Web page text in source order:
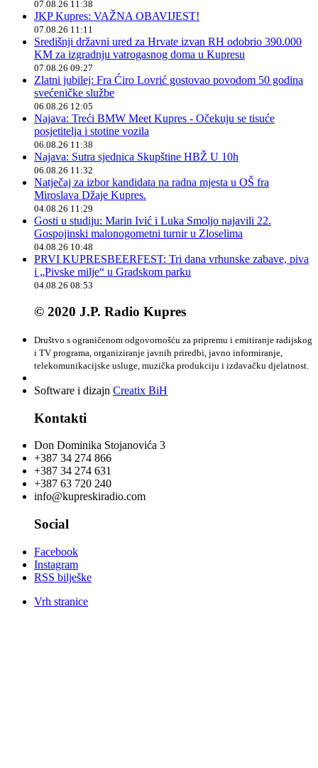
07.08.26 11:38
JKP Kupres: VAŽNA OBAVIJEST!
07.08.26 11:11
Središnji državni ured za Hrvate izvan RH odobrio 390.000
KM za izgradnju vatrogasnog doma u Kupresu
07.08.26 09:27
Zlatni jubilej: Fra Ćiro Lovrić gostovao povodom 50 godina
svećeničke službe
06.08.26 12:05
Najava: Treći BMW Meet Kupres - Očekuju se tisuće
posjetitelja i stotine vozila
06.08.26 11:38
Najava: Sutra sjednica Skupštine HBŽ U 10h
06.08.26 11:32
Natječaj za izbor kandidata na radna mjesta u OŠ fra
Miroslava Džaje Kupres.
04.08.26 11:29
Gosti u studiju: Marin Ivić i Luka Smoljo najavili 22.
Gospojinski malonogometni turnir u Zloselima
04.08.26 10:48
PRVI KUPRESBEERFEST: Tri dana vrhunske zabave, piva
i „Pivske milje“ u Gradskom parku
04.08.26 08:53
© 2020 J.P. Radio Kupres
Društvo s ograničenom odgovornošću za pripremu i emitiranje radijskog
i TV programa, organiziranje javnih priredbi, javno informiranje,
telekomunikacijske usluge, muzička produkciju i izdavačku djelatnost.
Software i dizajn Creatix BiH
Kontakti
Don Dominika Stojanovića 3
+387 34 274 866
+387 34 274 631
+387 63 720 240
info@kupreskiradio.com
Social
Facebook
Instagram
RSS bilješke
Vrh stranice